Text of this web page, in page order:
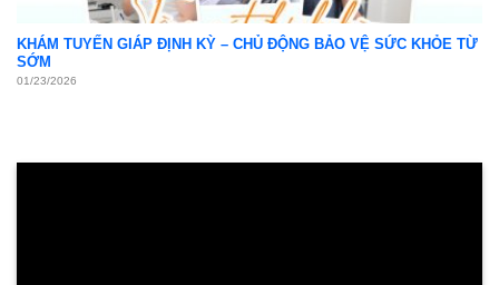
KHÁM TUYẾN GIÁP ĐỊNH KỲ – CHỦ ĐỘNG BẢO VỆ SỨC KHỎE TỪ
SỚM
01/23/2026